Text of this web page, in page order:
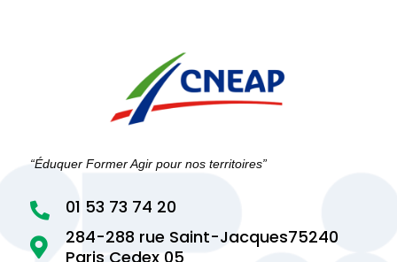
“Éduquer Former Agir pour nos territoires”


284-288 rue Saint-Jacques75240
Paris Cedex 05
01 53 73 74 20